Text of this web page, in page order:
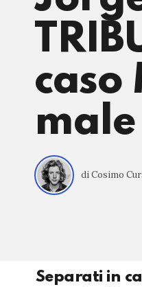
caso
di Cosimo
Separati in